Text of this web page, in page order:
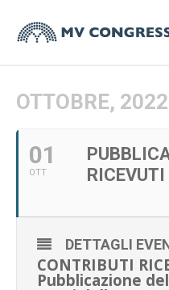
OTTOBRE, 2022
01
OTT
RICEVUTI
DETTAGLI
CONTRIBUTI
Pubblicazione